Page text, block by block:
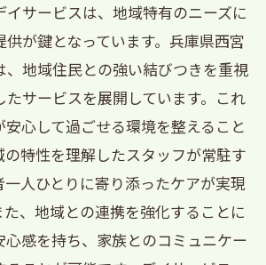
イサービスは、地域特有のニーズに
が鍵となっています。兵庫県西宮
、地域住民との強い結びつきを重視
たサービスを展開しています。これ
安心して過ごせる環境を整えること
の特性を理解したスタッフが常駐す
一人ひとりに寄り添ったケアが実現
た、地域との連携を強化することに
心感を持ち、家族とのコミュニケー